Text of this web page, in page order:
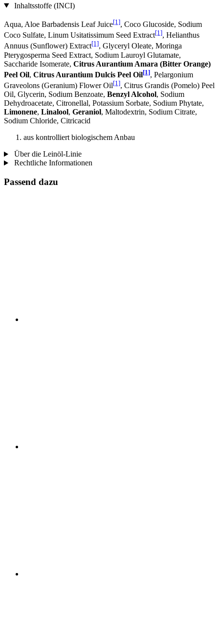
Inhaltsstoffe (INCI)
Aqua, Aloe Barbadensis Leaf Juice[1], Coco Glucoside, Sodium
Coco­ Sulfate, Linum Usitatissimum Seed Extract[1], Helianthus
Annuus (Sunflower) Extract[1], Glyceryl Oleate, Moringa
Pterygosperma Seed Extract, Sodium Lauroyl Glutamate,
Saccharide Isomerate, Citrus Aurantium Amara (Bitter Orange)
Peel Oil, Citrus Aurantium Dulcis Peel Oil[1], Pelargonium
Graveolons (Geranium) Flower Oil[1], Citrus Grandis (Pomelo) Peel
Oil, Glycerin, Sodium Benzoate, Benzyl Alcohol, Sodium
Dehydroacetate, Citronellal, Potassium Sorbate, Sodium Phytate,
Limonene, Linalool, Geraniol, Maltodextrin, Sodium Citrate,
Sodium Chloride, Citricacid
aus kontrolliert biologischem Anbau
Über die Leinöl-Linie
Rechtliche Informationen
Passend dazu